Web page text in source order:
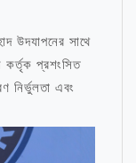
উদযাপনের সাথে
কর্তৃক প্রশংসিত
নির্ভুলতা এবং